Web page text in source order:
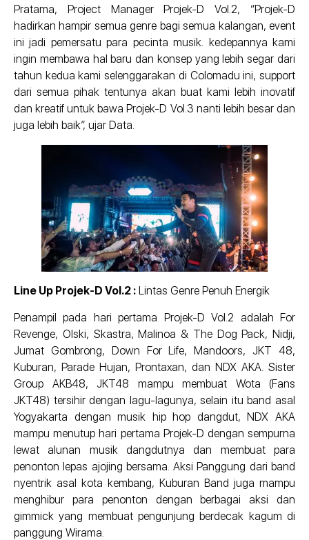
Pratama, Project Manager Projek-D Vol.2, “Projek-D
hadirkan hampir semua genre bagi semua kalangan, event
ini jadi pemersatu para pecinta musik. kedepannya kami
ingin membawa hal baru dan konsep yang lebih segar dari
tahun kedua kami selenggarakan di Colomadu ini, support
dari semua pihak tentunya akan buat kami lebih inovatif
dan kreatif untuk bawa Projek-D Vol.3 nanti lebih besar dan
juga lebih baik”, ujar Data.
Line Up Projek-D Vol.2 : Lintas Genre Penuh Energik
Penampil pada hari pertama Projek-D Vol.2 adalah For
Revenge, Olski, Skastra, Malinoa & The Dog Pack, Nidji,
Jumat Gombrong, Down For Life, Mandoors, JKT 48,
Kuburan, Parade Hujan, Prontaxan, dan NDX AKA. Sister
Group AKB48, JKT48 mampu membuat Wota (Fans
JKT48) tersihir dengan lagu-lagunya, selain itu band asal
Yogyakarta dengan musik hip hop dangdut, NDX AKA
mampu menutup hari pertama Projek-D dengan sempurna
lewat alunan musik dangdutnya dan membuat para
penonton lepas ajojing bersama. Aksi Panggung dari band
nyentrik asal kota kembang, Kuburan Band juga mampu
menghibur para penonton dengan berbagai aksi dan
gimmick yang membuat pengunjung berdecak kagum di
panggung Wirama.